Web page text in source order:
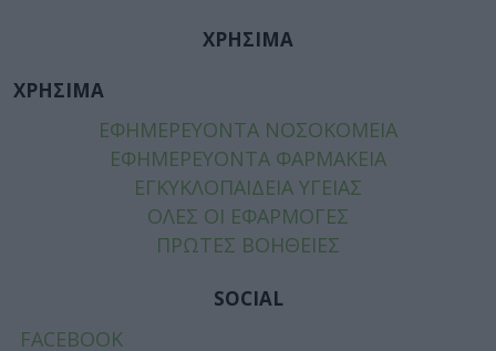
ΧΡΗΣΙΜΑ
ΧΡΗΣΙΜΑ
ΕΦΗΜΕΡΕΥΟΝΤΑ ΝΟΣΟΚΟΜΕΙΑ
ΕΦΗΜΕΡΕΥΟΝΤΑ ΦΑΡΜΑΚΕΙΑ
ΕΓΚΥΚΛΟΠΑΙΔΕΙΑ ΥΓΕΙΑΣ
ΟΛΕΣ ΟΙ ΕΦΑΡΜΟΓΕΣ
ΠΡΩΤΕΣ ΒΟΗΘΕΙΕΣ
SOCIAL
FACEBOOK